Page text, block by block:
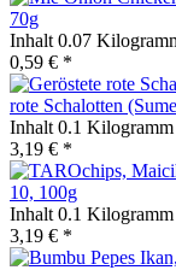
70g
Inhalt 0.07
0,59 € *
rote Schalotten
Inhalt 0.1 Kilogramm
3,19 € *
10, 100g
Inhalt 0.1 Kilogramm
3,19 € *